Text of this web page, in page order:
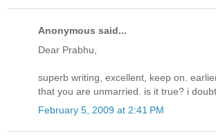
Anonymous said...
Dear Prabhu,
superb writing, excellent, keep on.
that you are unmarried. is it true? i doubt.
February 5, 2009 at 2:41 PM